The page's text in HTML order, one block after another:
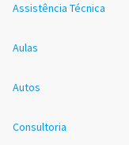
Assistência Técnica
Aulas
Autos
Consultoria